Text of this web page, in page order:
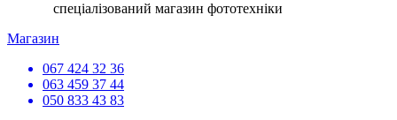
спеціалізований магазин фототехніки
Магазин
067 424 32 36
063 459 37 44
050 833 43 83